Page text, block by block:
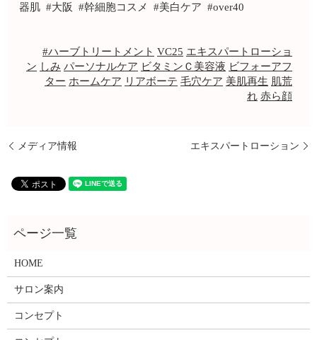
器肌 #大阪 #幹細胞コスメ #美白ケア #over40
#ハーブトリートメント VC25 エキスパートローショ
ン しみ パーソナルケア ビタミンＣ美容液 ビフォーアフ
ター ホームケア リアボーテ 毛穴ケア 美肌再生 肌荒
れ 赤ら顔
メディア情報 エキスパートローション
HOME
サロン案内
コンセプト